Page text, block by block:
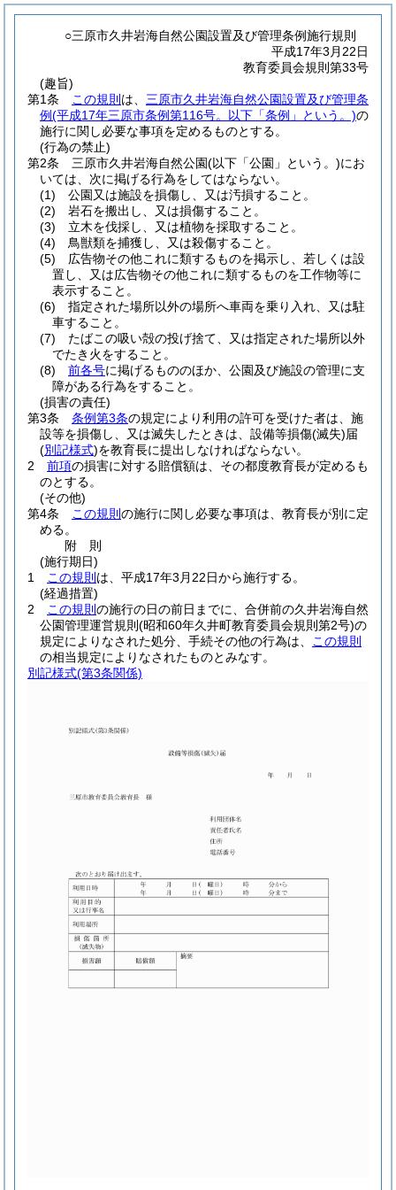
○三原市久井岩海自然公園設置及び管理条例施行規則
平成17年3月22日
教育委員会規則第33号
(趣旨)
第1条
この規則 は、 三原市久井岩海自然公園設置及び管理条
例(平成17年三原市条例第116号。以下「条例」という。)の
施行に関し必要な事項を定めるものとする。
(行為の禁止)
第2条
三原市久井岩海自然公園(以下「公園」という。)にお
いては、次に掲げる行為をしてはならない。
(1)
公園又は施設を損傷し、又は汚損すること。
(2)
岩石を搬出し、又は損傷すること。
(3)
立木を伐採し、又は植物を採取すること。
(4)
鳥獣類を捕獲し、又は殺傷すること。
(5)
広告物その他これに類するものを掲示し、若しくは設
置し、又は広告物その他これに類するものを工作物等に
表示すること。
(6)
指定された場所以外の場所へ車両を乗り入れ、又は駐
車すること。
(7)
たばこの吸い殻の投げ捨て、又は指定された場所以外
でたき火をすること。
(8)
前各号に掲げるもののほか、公園及び施設の管理に支
障がある行為をすること。
(損害の責任)
第3条
条例第3条の規定により利用の許可を受けた者は、施
設等を損傷し、又は滅失したときは、設備等損傷(滅失)届
(別記様式)を教育長に提出しなければならない。
2
前項の損害に対する賠償額は、その都度教育長が定めるも
のとする。
(その他)
第4条
この規則 の施行に関し必要な事項は、教育長が別に定
める。
附 則
(施行期日)
1
この規則 は、平成17年3月22日から施行する。
(経過措置)
2
この規則 の施行の日の前日までに、合併前の久井岩海自然
公園管理運営規則 (昭和60年久井町教育委員会規則第2号)の
規定によりなされた処分、手続その他の行為は、
この規則
の相当規定によりなされたものとみなす。
別記様式(第3条関係)